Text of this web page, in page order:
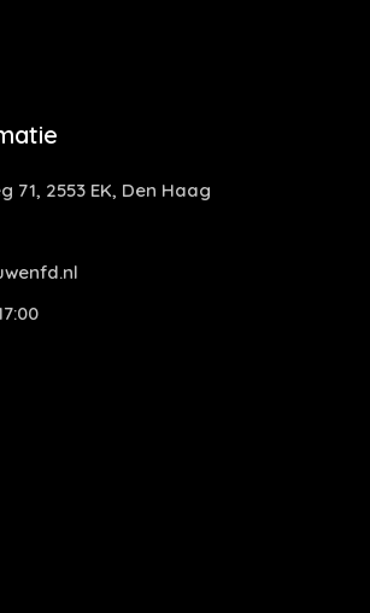
71, 2553 EK, Den Haag